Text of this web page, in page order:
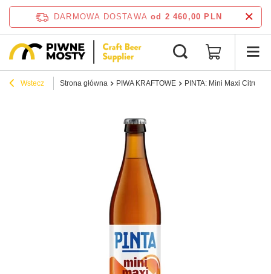
DARMOWA DOSTAWA od 2 460,00 PLN
Wstecz Strona główna PIWA KRAFTOWE PINTA: Mini Maxi Citrus -